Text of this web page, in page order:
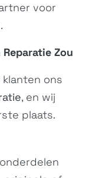
G310
N/A
voor
Zou
klanten ons
, en wij
plaats.